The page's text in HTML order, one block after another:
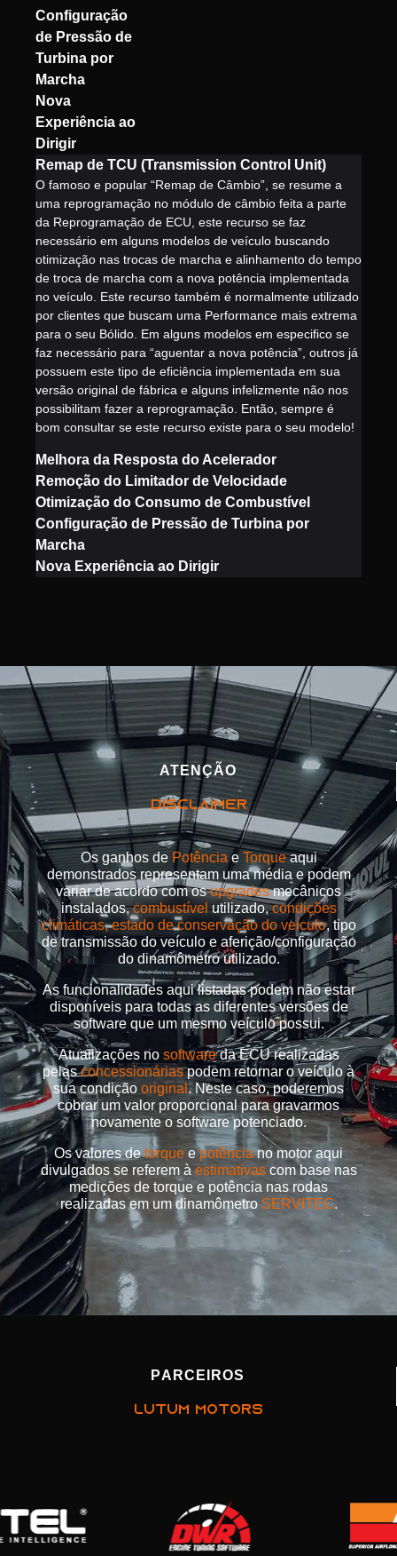
Configuração
de Pressão de
Turbina por
Marcha
Nova
Experiência ao
Dirigir
Remap de TCU (Transmission Control Unit)
O famoso e popular “Remap de Câmbio”, se resume a
uma reprogramação no módulo de câmbio feita a parte
da Reprogramação de ECU, este recurso se faz
necessário em alguns modelos de veículo buscando
otimização nas trocas de marcha e alinhamento do tempo
de troca de marcha com a nova potência implementada
no veículo. Este recurso também é normalmente utilizado
por clientes que buscam uma Performance mais extrema
para o seu Bólido. Em alguns modelos em especifico se
faz necessário para “aguentar a nova potência”, outros já
possuem este tipo de eficiência implementada em sua
versão original de fábrica e alguns infelizmente não nos
possibilitam fazer a reprogramação. Então, sempre é
bom consultar se este recurso existe para o seu modelo!
Melhora da Resposta do Acelerador
Remoção do Limitador de Velocidade
Otimização do Consumo de Combustível
Configuração de Pressão de Turbina por
Marcha
Nova Experiência ao Dirigir
ATENÇÃO
DISCLAIMER
Os ganhos de Potênciae Torqueaqui
demonstrados representam uma média e podem
variar de acordo com osupgradesmecânicos
instalados,combustívelutilizado,condições
climáticas, estado de conservação do veículo, tipo
de transmissão do veículo e aferição/configuração
do dinamômetro utilizado.
As funcionalidades aqui listadas podem não estar
disponíveis para todas as diferentes versões de
software que um mesmo veículo possui.
Atualizações no softwareda ECU realizadas
pelasconcessionáriaspodem retornar o veículo à
sua condição original . Neste caso, poderemos
cobrar um valor proporcional para gravarmos
novamente o software potenciado.
Os valores detorque epotênciano motor aqui
divulgados se referem àestimativascom base nas
medições de torque e potência nas rodas
realizadas em um dinamômetro SERVITEC.
PARCEIROS
LUTUM MOTORS